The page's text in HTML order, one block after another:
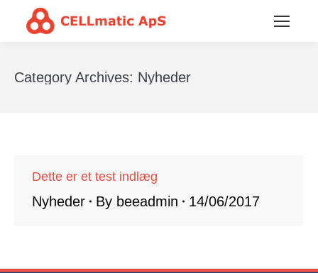
Category Archives: Nyheder
Dette er et test indlæg
Nyheder By beeadmin 14/06/2017